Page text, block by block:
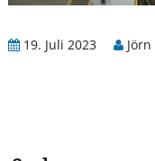
19. Juli 2023 Jörn